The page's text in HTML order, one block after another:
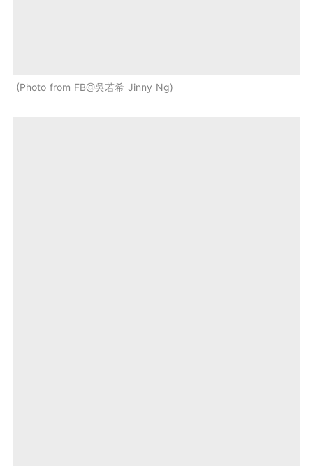
Photo from FB@吳若希 Jinny Ng